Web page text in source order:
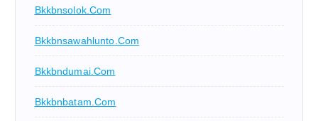
Bkkbnsolok.com
Bkkbnsawahlunto.com
Bkkbndumai.com
Bkkbnbatam.com